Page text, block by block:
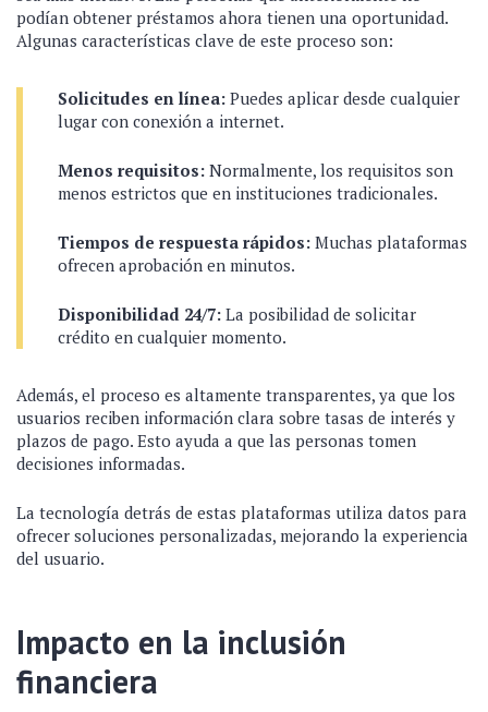
podían obtener préstamos ahora tienen una oportunidad.
Algunas características clave de este proceso son:
Solicitudes en línea: Puedes aplicar desde cualquier
lugar con conexión a internet.
Menos requisitos: Normalmente, los requisitos son
menos estrictos que en instituciones tradicionales.
Tiempos de respuesta rápidos: Muchas plataformas
ofrecen aprobación en minutos.
Disponibilidad 24/7: La posibilidad de solicitar
crédito en cualquier momento.
Además, el proceso es altamente transparentes, ya que los
usuarios reciben información clara sobre tasas de interés y
plazos de pago. Esto ayuda a que las personas tomen
decisiones informadas.
La tecnología detrás de estas plataformas utiliza datos para
ofrecer soluciones personalizadas, mejorando la experiencia
del usuario.
Impacto en la inclusión
financiera